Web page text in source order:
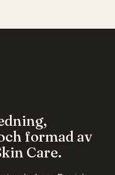
formad av
Care.